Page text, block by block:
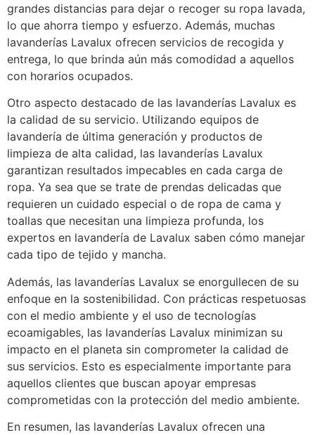
grandes distancias para dejar o recoger su ropa lavada,
lo que ahorra tiempo y esfuerzo. Además, muchas
lavanderías Lavalux ofrecen servicios de recogida y
entrega, lo que brinda aún más comodidad a aquellos
con horarios ocupados.
Otro aspecto destacado de las lavanderías Lavalux es
la calidad de su servicio. Utilizando equipos de
lavandería de última generación y productos de
limpieza de alta calidad, las lavanderías Lavalux
garantizan resultados impecables en cada carga de
ropa. Ya sea que se trate de prendas delicadas que
requieren un cuidado especial o de ropa de cama y
toallas que necesitan una limpieza profunda, los
expertos en lavandería de Lavalux saben cómo manejar
cada tipo de tejido y mancha.
Además, las lavanderías Lavalux se enorgullecen de su
enfoque en la sostenibilidad. Con prácticas respetuosas
con el medio ambiente y el uso de tecnologías
ecoamigables, las lavanderías Lavalux minimizan su
impacto en el planeta sin comprometer la calidad de
sus servicios. Esto es especialmente importante para
aquellos clientes que buscan apoyar empresas
comprometidas con la protección del medio ambiente.
En resumen, las lavanderías Lavalux ofrecen una